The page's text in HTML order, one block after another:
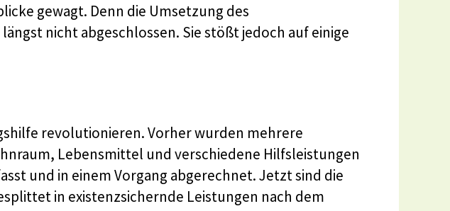
gewagt. Denn die Umsetzung des
nicht abgeschlossen. Sie stößt jedoch auf einige
revolutionieren. Vorher wurden mehrere
Lebensmittel und verschiedene Hilfsleistungen
und in einem Vorgang abgerechnet. Jetzt sind die
in existenzsichernde Leistungen nach dem